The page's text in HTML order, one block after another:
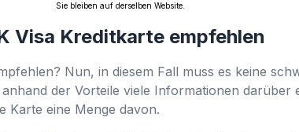
Sie bleiben auf derselben Website.
Visa Kreditkarte empfehlen
Nun, in diesem Fall muss es keine
der Vorteile viele Informationen darüber
Karte eine Menge davon.